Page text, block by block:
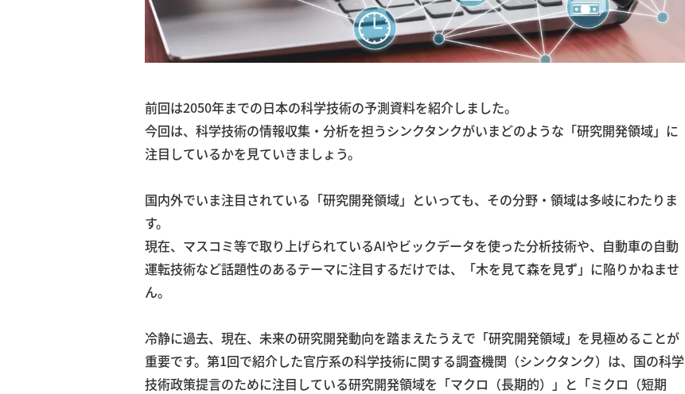
前回は2050年までの日本の科学技術の予測資料を紹介しました。
今回は、科学技術の情報収集・分析を担うシンクタンクがいまどのような「研究開発領域」に
注目しているかを見ていきましょう。
国内外でいま注目されている「研究開発領域」といっても、その分野・領域は多岐にわたりま
す。
現在、マスコミ等で取り上げられているAIやビックデータを使った分析技術や、自動車の自動
運転技術など話題性のあるテーマに注目するだけでは、「木を見て森を見ず」に陥りかねませ
ん。
冷静に過去、現在、未来の研究開発動向を踏まえたうえで「研究開発領域」を見極めることが
重要です。第1回で紹介した官庁系の科学技術に関する調査機関（シンクタンク）は、国の科学
技術政策提言のために注目している研究開発領域を「マクロ（長期的）」と「ミクロ（短期